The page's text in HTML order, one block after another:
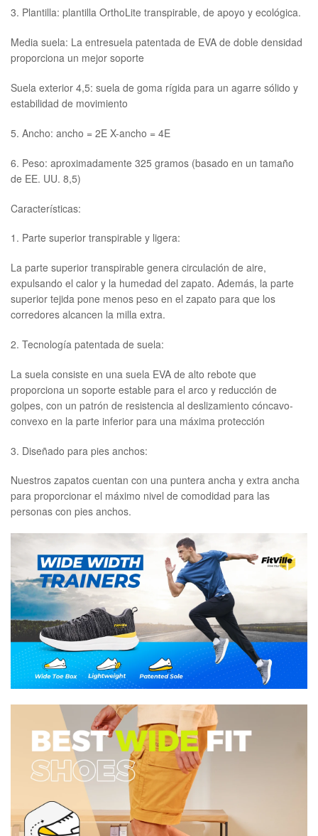
3. Plantilla: plantilla OrthoLite transpirable, de apoyo y ecológica.
Media suela: La entresuela patentada de EVA de doble densidad
proporciona un mejor soporte
Suela exterior 4,5: suela de goma rígida para un agarre sólido y
estabilidad de movimiento
5. Ancho: ancho = 2E X-ancho = 4E
6. Peso: aproximadamente 325 gramos (basado en un tamaño
de EE. UU. 8,5)
Características:
1. Parte superior transpirable y ligera:
La parte superior transpirable genera circulación de aire,
expulsando el calor y la humedad del zapato. Además, la parte
superior tejida pone menos peso en el zapato para que los
corredores alcancen la milla extra.
2. Tecnología patentada de suela:
La suela consiste en una suela EVA de alto rebote que
proporciona un soporte estable para el arco y reducción de
golpes, con un patrón de resistencia al deslizamiento cóncavo-
convexo en la parte inferior para una máxima protección
3. Diseñado para pies anchos:
Nuestros zapatos cuentan con una puntera ancha y extra ancha
para proporcionar el máximo nivel de comodidad para las
personas con pies anchos.